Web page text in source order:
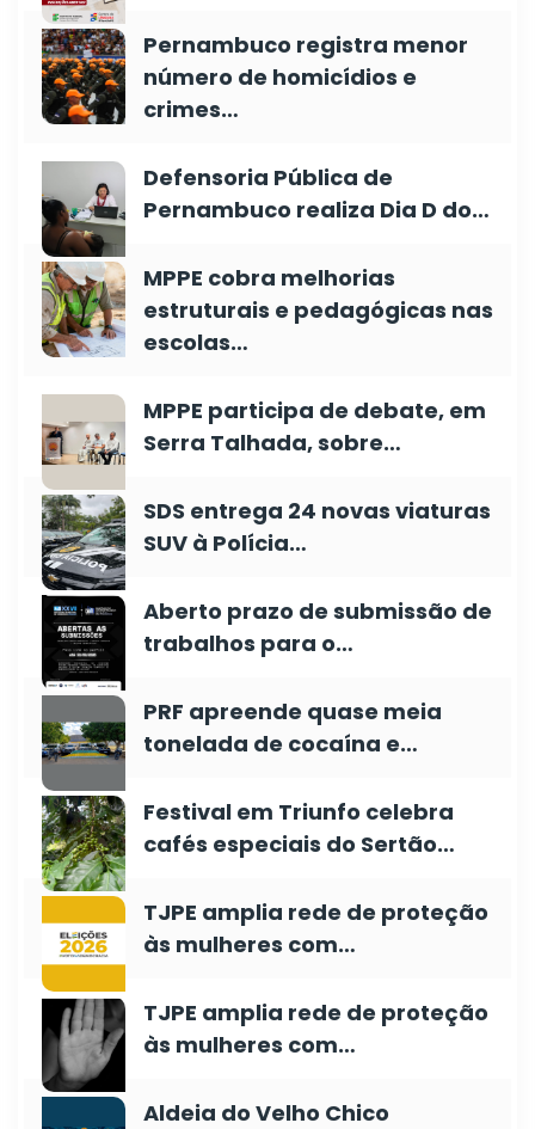
Pernambuco registra menor
número de homicídios e
crimes…
Defensoria Pública de
Pernambuco realiza Dia D do…
MPPE cobra melhorias
estruturais e pedagógicas nas
escolas…
MPPE participa de debate, em
Serra Talhada, sobre…
SDS entrega 24 novas viaturas
SUV à Polícia…
Aberto prazo de submissão de
trabalhos para o…
PRF apreende quase meia
tonelada de cocaína e…
Festival em Triunfo celebra
cafés especiais do Sertão…
TJPE amplia rede de proteção
às mulheres com…
TJPE amplia rede de proteção
às mulheres com…
Aldeia do Velho Chico